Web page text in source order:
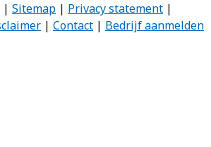
| Sitemap | Privacy statement |
| Contact | Bedrijf aanmelden